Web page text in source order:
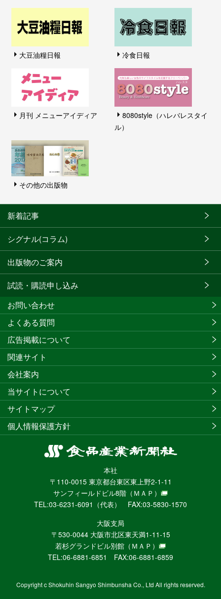
大豆油糧日報 冷食日報
月刊 メニューアイディア
8080style（ハレバレスタイ
ル）
その他の出版物
新着記事
シグナル(コラム)
出版物のご案内
試読・購読申し込み
食
産
業
新
聞
社
ニ
ュ
ー
WEB
本社
〒110-0015 東京都台東区東上野2-1-11
サンフィールドビル8階 （ＭＡＰ）
TEL:03-6231-6091（代表） FAX:03-5830-1570
大阪支局
〒530-0044 大阪市北区東天満1-11-15
若杉グランドビル別館 （ＭＡＰ）
TEL:06-6881-6851 FAX:06-6881-6859
お問い合わせ
よくある質問
広告掲載について
関連サイト
会社案内
当サイトについて
サイトマップ
個人情報保護方針
Copyright c Shokuhin Sangyo Shimbunsha Co., Ltd All rights reserved.